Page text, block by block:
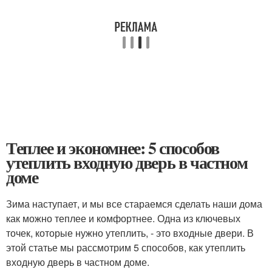
Теплее и экономнее: 5 способов
утеплить входную дверь в частном
доме
Зима наступает, и мы все стараемся сделать наши дома
как можно теплее и комфортнее. Одна из ключевых
точек, которые нужно утеплить, - это входные двери. В
этой статье мы рассмотрим 5 способов, как утеплить
входную дверь в частном доме.